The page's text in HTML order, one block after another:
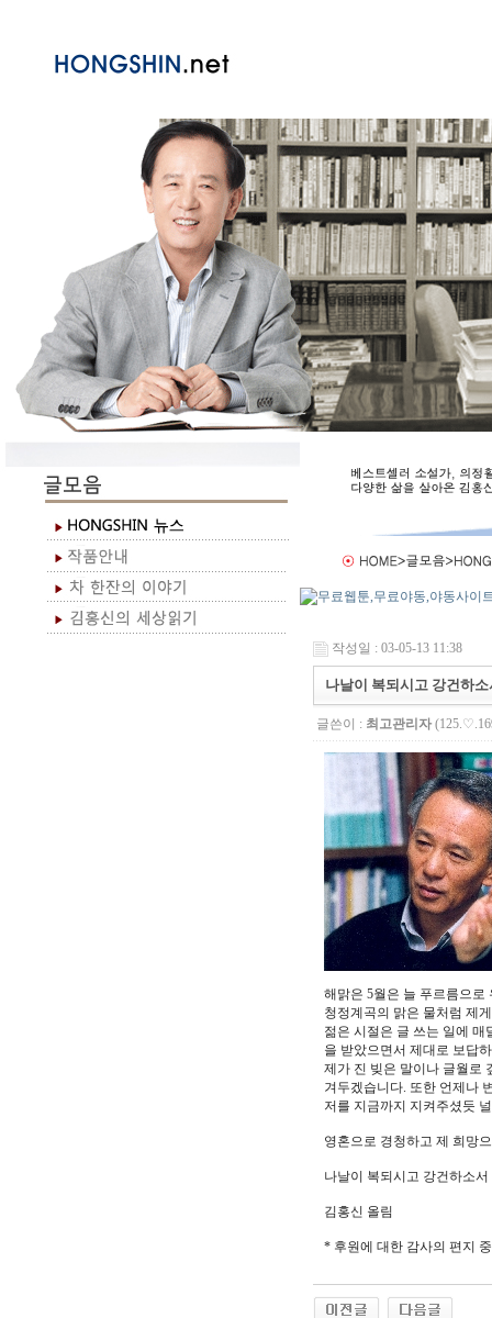
작성일 : 03-05-13 11:38
나날이 복되시고 강건하소
글쓴이 : 최고관리자
해맑은 5월은 늘 푸르름으로
청정계곡의 맑은 물처럼 제
젊은 시절은 글 쓰는 일에
을 받았으면서 제대로 보답
제가 진 빚은 말이나 글월로
겨두겠습니다. 또한 언제나
저를 지금까지 지켜주셨듯
영혼으로 경청하고 제 희망
나날이 복되시고 강건하소서
김홍신 올림
* 후원에 대한 감사의 편지 중